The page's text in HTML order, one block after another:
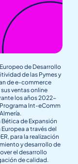
de Desarrollo
de las Pymes y
de e-commerce
ventas online
los años 2022-
Int-eComm
de Expansión
a través del
para la realización
y desarrollo de
el desarrollo
de calidad.